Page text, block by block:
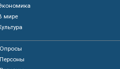
мире
Опросы
Персоны